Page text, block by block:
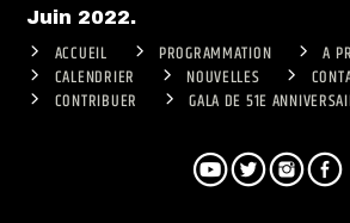
Juin 2022.
ACCUEIL PROGRAMMATION
A
CALENDRIER
NOUVELLES
CONTRIBUER
GALA DE 51E